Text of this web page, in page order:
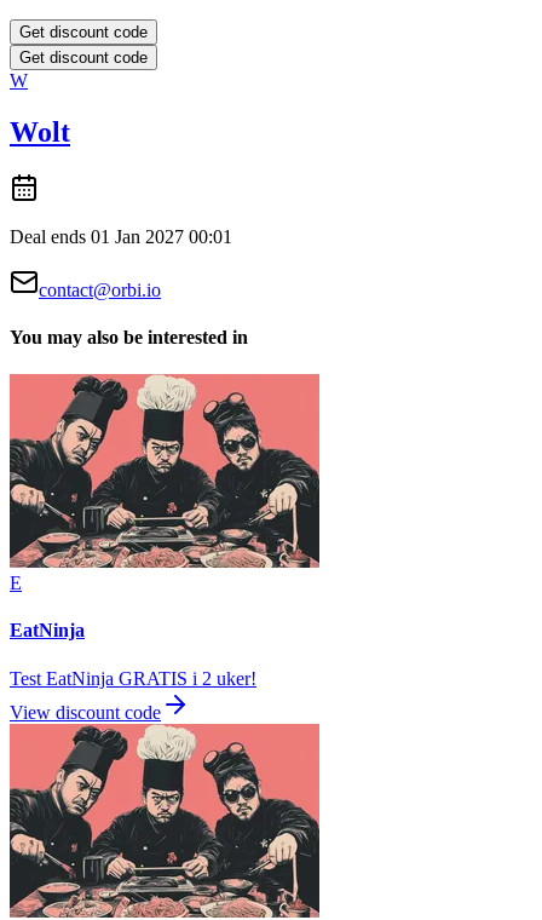
Get discount code
Get discount code
W
Wolt
Deal ends 01 Jan 2027 00:01
contact@orbi.io
You may also be interested in
E
EatNinja
Test EatNinja GRATIS i 2 uker!
View discount code